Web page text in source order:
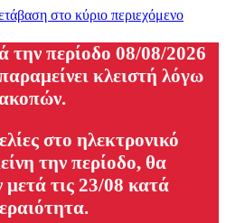
στο κύριο περιεχόμενο
την περίοδο 08/08/2026
κλειστή λόγω
στο ηλεκτρονικό
την περίοδο, θα
μετά τις 23/08 κατά